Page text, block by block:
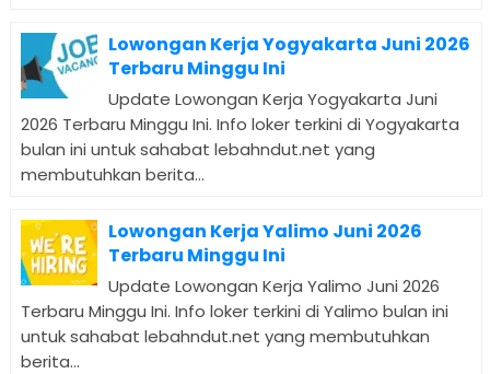
Lowongan Kerja Yogyakarta Juni 2026
Terbaru Minggu Ini
Update Lowongan Kerja Yogyakarta Juni
2026 Terbaru Minggu Ini. Info loker terkini di Yogyakarta
bulan ini untuk sahabat lebahndut.net yang
membutuhkan berita...
Lowongan Kerja Yalimo Juni 2026
Terbaru Minggu Ini
Update Lowongan Kerja Yalimo Juni 2026
Terbaru Minggu Ini. Info loker terkini di Yalimo bulan ini
untuk sahabat lebahndut.net yang membutuhkan
berita...